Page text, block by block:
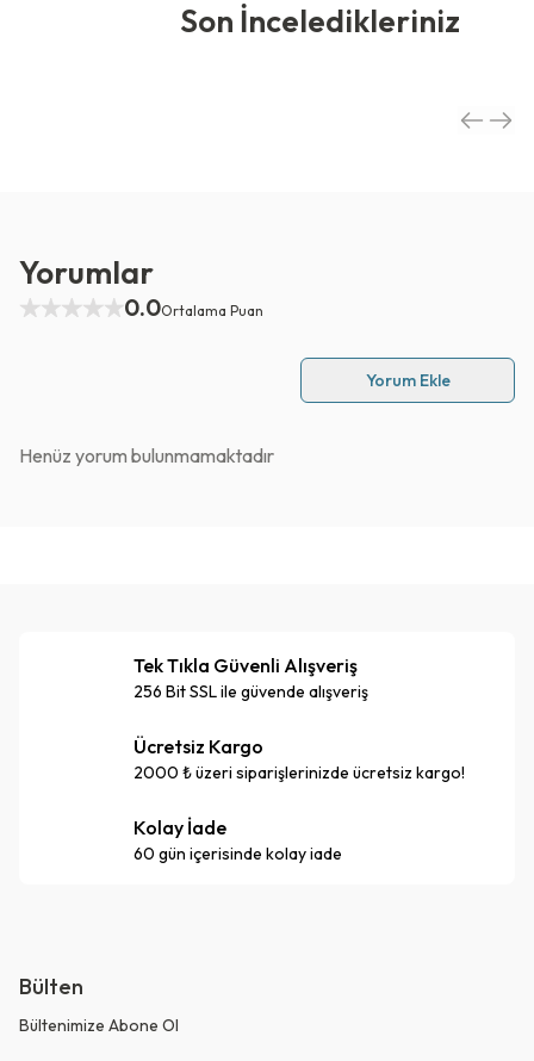
Son İnceledikleriniz
Yorumlar
0.0Ortalama Puan
Yorum Ekle
Henüz yorum bulunmamaktadır
Tek Tıkla Güvenli Alışveriş
256 Bit SSL ile güvende alışveriş
Ücretsiz Kargo
2000 ₺ üzeri siparişlerinizde ücretsiz kargo!
Kolay İade
60 gün içerisinde kolay iade
Bülten
Bültenimize Abone Ol